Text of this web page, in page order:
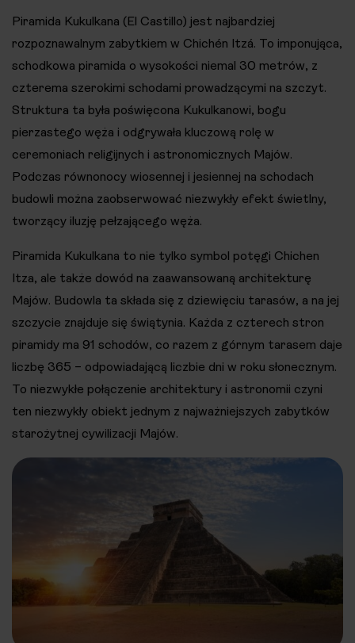
Piramida Kukulkana (El Castillo) jest najbardziej
rozpoznawalnym zabytkiem w Chichén Itzá. To imponująca,
schodkowa piramida o wysokości niemal 30 metrów, z
czterema szerokimi schodami prowadzącymi na szczyt.
Struktura ta była poświęcona Kukulkanowi, bogu
pierzastego węża i odgrywała kluczową rolę w
ceremoniach religijnych i astronomicznych Majów.
Podczas równonocy wiosennej i jesiennej na schodach
budowli można zaobserwować niezwykły efekt świetlny,
tworzący iluzję pełzającego węża.
Piramida Kukulkana to nie tylko symbol potęgi Chichen
Itza, ale także dowód na zaawansowaną architekturę
Majów. Budowla ta składa się z dziewięciu tarasów, a na jej
szczycie znajduje się świątynia. Każda z czterech stron
piramidy ma 91 schodów, co razem z górnym tarasem daje
liczbę 365 – odpowiadającą liczbie dni w roku słonecznym.
To niezwykłe połączenie architektury i astronomii czyni
ten niezwykły obiekt jednym z najważniejszych zabytków
starożytnej cywilizacji Majów​​.